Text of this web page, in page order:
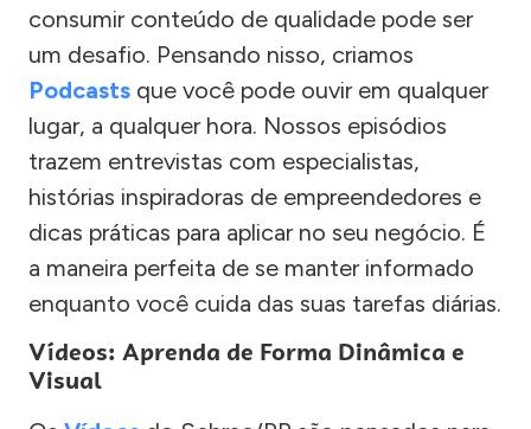
consumir conteúdo de qualidade pode ser
um desafio. Pensando nisso, criamos
Podcasts que você pode ouvir em qualquer
lugar, a qualquer hora. Nossos episódios
trazem entrevistas com especialistas,
histórias inspiradoras de empreendedores e
dicas práticas para aplicar no seu negócio. É
a maneira perfeita de se manter informado
enquanto você cuida das suas tarefas diárias.
Vídeos: Aprenda de Forma Dinâmica e
Visual